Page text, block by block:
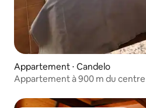
Appartement ⋅ Candelo
Appartement à 900 m du centre